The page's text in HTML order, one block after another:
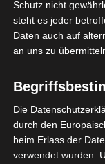
Schutz nicht
steht es jeder
Daten auch auf
an uns zu
Die
durch den
beim Erlass der
verwendet wurden.